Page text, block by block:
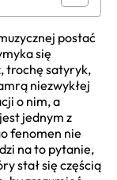
postać
się
trochę satyryk,
niezwykłej
o nim, a
jednym z
fenomen nie
na to pytanie,
stał się częścią